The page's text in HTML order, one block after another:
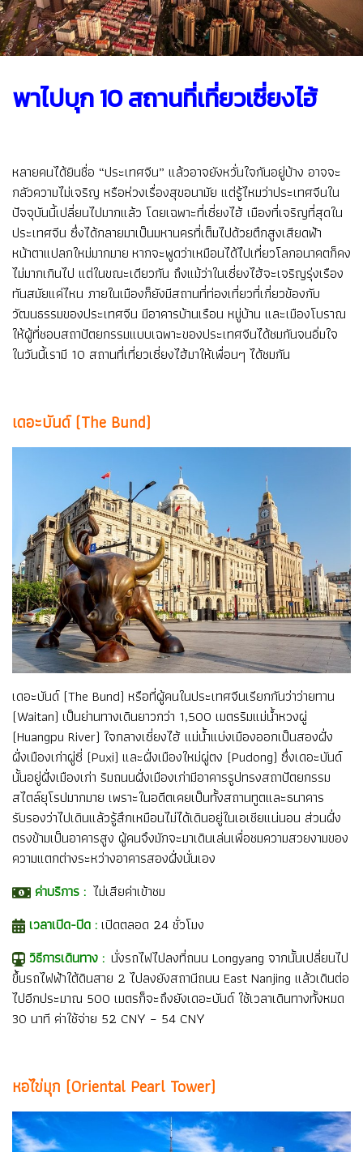
พาไปบุก 10 สถานที่เที่ยวเซี่ยงไฮ้
หลายคนได้ยินชื่อ “ประเทศจีน” แล้วอาจยังหวั่นใจกันอยู่บ้าง อาจจะ
กลัวความไม่เจริญ หรือห่วงเรื่องสุขอนามัย แต่รู้ไหมว่าประเทศจีนใน
ปัจจุบันนี้เปลี่ยนไปมากแล้ว โดยเฉพาะที่เซี่ยงไฮ้ เมืองที่เจริญที่สุดใน
ประเทศจีน ซึ่งได้กลายมาเป็นมหานครที่เต็มไปด้วยตึกสูงเสียดฟ้า
หน้าตาแปลกใหม่มากมาย หากจะพูดว่าเหมือนได้ไปเที่ยวโลกอนาคตก็คง
ไม่มากเกินไป แต่ในขณะเดียวกัน ถึงแม้ว่าในเซี่ยงไฮ้จะเจริญรุ่งเรือง
ทันสมัยแค่ไหน ภายในเมืองก็ยังมีสถานที่ท่องเที่ยวที่เกี่ยวข้องกับ
วัฒนธรรมของประเทศจีน มีอาคารบ้านเรือน หมู่บ้าน และเมืองโบราณ
ให้ผู้ที่ชอบสถาปัตยกรรมแบบเฉพาะของประเทศจีนได้ชมกันจนอิ่มใจ
ในวันนี้เรามี 10 สถานที่เที่ยวเซี่ยงไฮ้มาให้เพื่อนๆ ได้ชมกัน
เดอะบันด์ (The Bund)
เดอะบันด์ (The Bund) หรือที่ผู้คนในประเทศจีนเรียกกันว่าว่ายทาน
(Waitan) เป็นย่านทางเดินยาวกว่า 1,500 เมตรริมแม่น้ำหวงผู่
(Huangpu River) ใจกลางเซี่ยงไฮ้ แม่น้ำแบ่งเมืองออกเป็นสองฝั่ง
ฝั่งเมืองเก่าผู่ซี่ (Puxi) และฝั่งเมืองใหม่ผู่ตง (Pudong) ซึ่งเดอะบันด์
นั้นอยู่ฝั่งเมืองเก่า ริมถนนฝั่งเมืองเก่ามีอาคารรูปทรงสถาปัตยกรรม
สไตล์ยุโรปมากมาย เพราะในอดีตเคยเป็นทั้งสถานทูตและธนาคาร
รับรองว่าไปเดินแล้วรู้สึกเหมือนไม่ได้เดินอยู่ในเอเชียแน่นอน ส่วนฝั่ง
ตรงข้ามเป็นอาคารสูง ผู้คนจึงมักจะมาเดินเล่นเพื่อชมความสวยงามของ
ความแตกต่างระหว่างอาคารสองฝั่งนั่นเอง
ค่าบริการ : ไม่เสียค่าเข้าชม
เวลาเปิด-ปิด :เปิดตลอด 24 ชั่วโมง
วิธีการเดินทาง : นั่งรถไฟไปลงที่ถนน Longyang จากนั้นเปลี่ยนไป
ขึ้นรถไฟฟ้าใต้ดินสาย 2 ไปลงยังสถานีถนน East Nanjing แล้วเดินต่อ
ไปอีกประมาณ 500 เมตรก็จะถึงยังเดอะบันด์ ใช้เวลาเดินทางทั้งหมด
30 นาที ค่าใช้จ่าย 52 CNY – 54 CNY
หอไข่มุก (Oriental Pearl Tower)